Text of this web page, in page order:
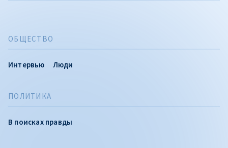
ПОЛИТИКА
В поисках правды
ОБЩЕСТВО
Интервью Люди